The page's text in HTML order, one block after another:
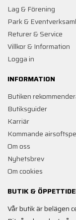
Lag & Förening
Park &
Returer & Service
Villkor & Information
Logga in
INFORMATION
Butiken
Butiksguider
Karriär
Kommande
Om oss
Nyhetsbrev
Om cookies
BUTIK &
Vår butik är belägen